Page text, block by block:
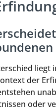
liegt
der
oder